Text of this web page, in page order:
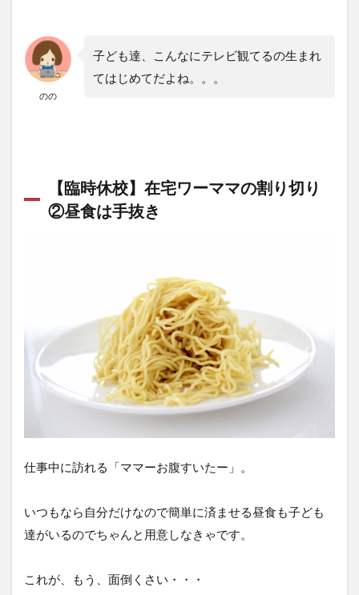
のの
子ども達、こんなにテレビ観てるの生まれ
てはじめてだよね。。。
【臨時休校】在宅ワーママの割り切り
②昼食は手抜き
仕事中に訪れる「ママーお腹すいたー」。
いつもなら自分だけなので簡単に済ませる昼食も子ども
達がいるのでちゃんと用意しなきゃです。
これが、もう、面倒くさい・・・